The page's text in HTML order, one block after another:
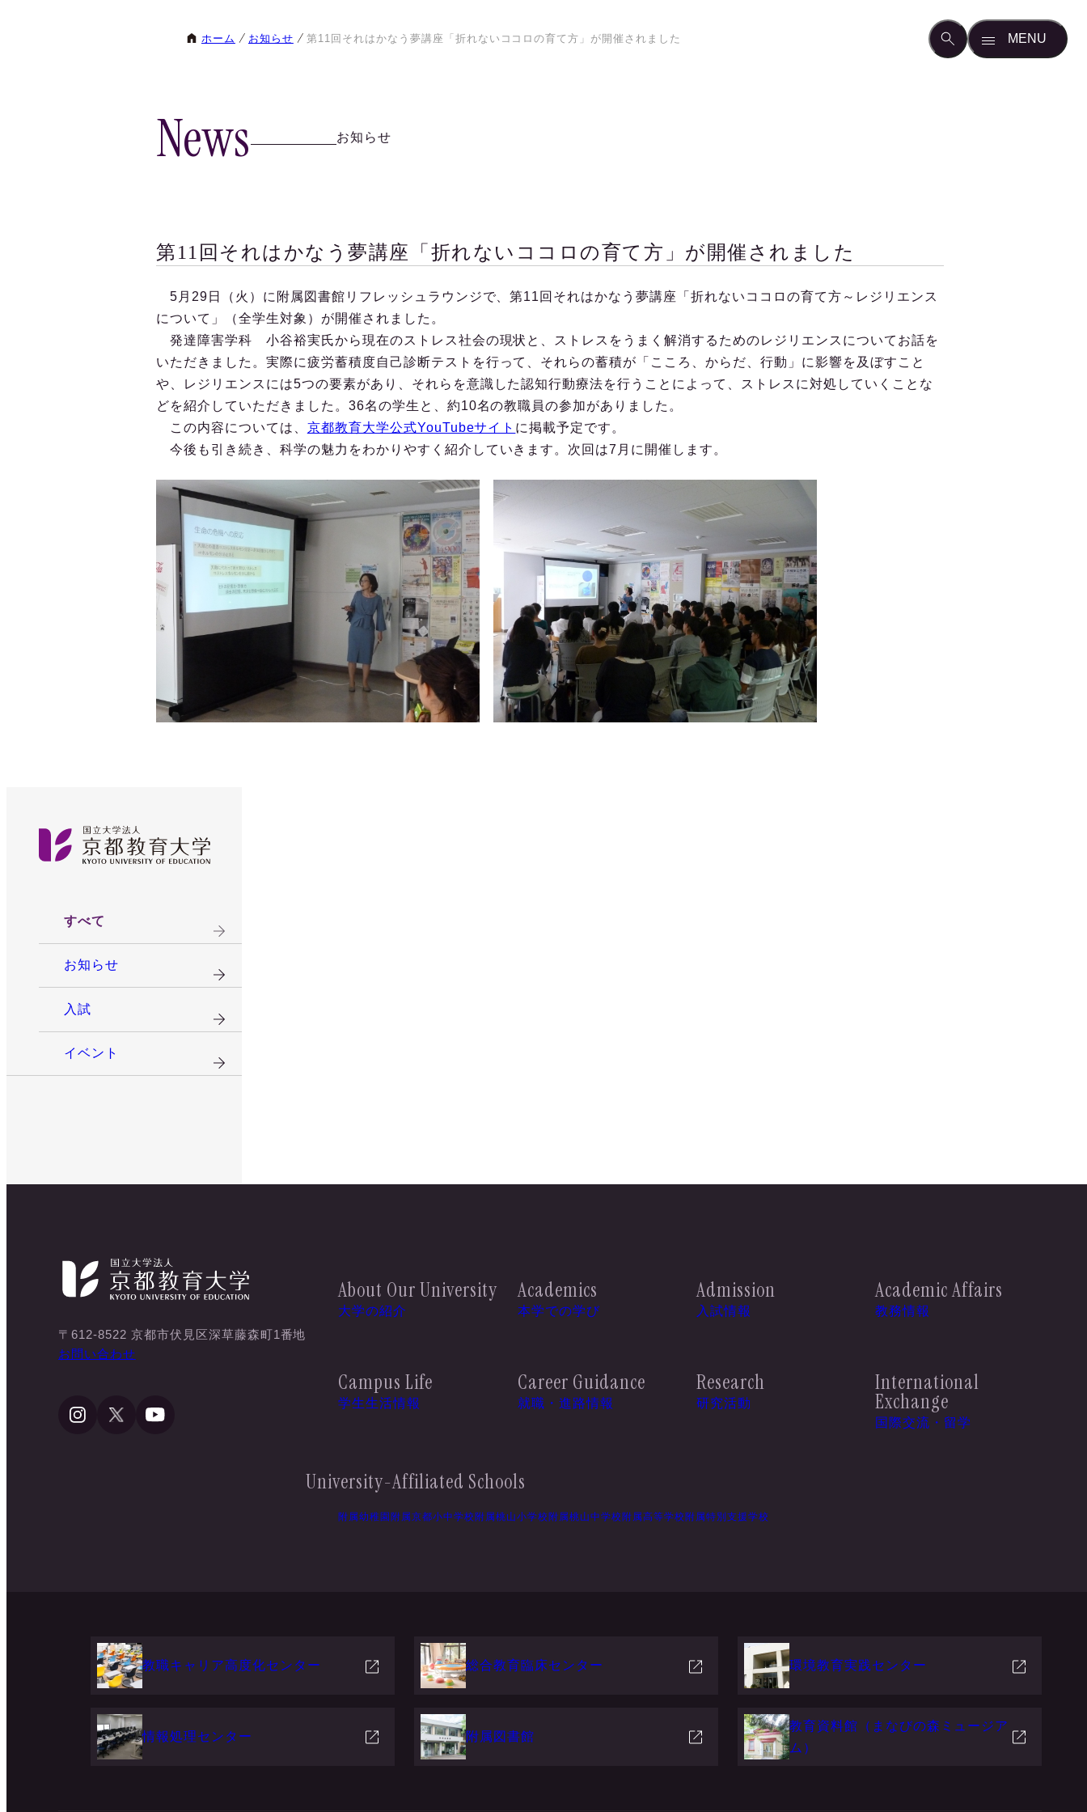
ホーム お知らせ 第11回それはかなう夢講座「折れないココロの育て方」が開催されました
News お知らせ
第11回それはかなう夢講座「折れないココロの育て方」が開催されました
5月29日（火）に附属図書館リフレッシュラウンジで、第11回それはかなう夢講座「折れないココロの育て方～レジリエンス
について」（全学生対象）が開催されました。
発達障害学科 小谷裕実氏から現在のストレス社会の現状と、ストレスをうまく解消するためのレジリエンスについてお話を
いただきました。実際に疲労蓄積度自己診断テストを行って、それらの蓄積が「こころ、からだ、行動」に影響を及ぼすこと
や、レジリエンスには5つの要素があり、それらを意識した認知行動療法を行うことによって、ストレスに対処していくことな
どを紹介していただきました。36名の学生と、約10名の教職員の参加がありました。
この内容については、 京都教育大学公式YouTubeサイト に掲載予定です。
今後も引き続き、科学の魅力をわかりやすく紹介していきます。次回は7月に開催します。
すべて
お知らせ
入試
イベント
〒612-8522 京都市伏見区深草藤森町1番地
お問い合わせ
About Our University
大学の紹介
Academics
本学での学び
Admission
入試情報
Academic Affairs
教務情報
Campus Life
学生生活情報
Career Guidance
就職・進路情報
Research
研究活動
International
Exchange
国際交流・留学
University-Affiliated Schools
附属幼稚園附属京都小中学校附属桃山小学校附属桃山中学校附属高等学校附属特別支援学校
教職キャリア高度化センター 総合教育臨床センター 環境教育実践センター
情報処理センター 附属図書館
教育資料館（まなびの森ミュージア
ム）